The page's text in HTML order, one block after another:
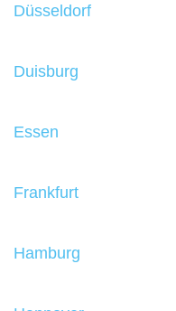
Düsseldorf
Duisburg
Essen
Frankfurt
Hamburg